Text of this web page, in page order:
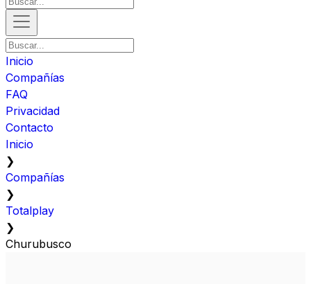
Inicio
Compañías
FAQ
Privacidad
Contacto
Inicio
❯
Compañías
❯
Totalplay
❯
Churubusco